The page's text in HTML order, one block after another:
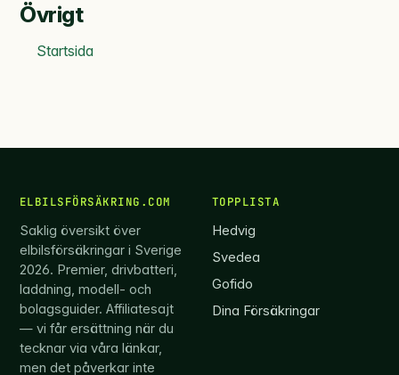
Övrigt
Startsida
ELBILSFÖRSÄKRING.COM
Saklig översikt över
elbilsförsäkringar i Sverige
2026. Premier, drivbatteri,
laddning, modell- och
bolagsguider. Affiliatesajt
— vi får ersättning när du
tecknar via våra länkar,
men det påverkar inte
TOPPLISTA
Hedvig
Svedea
Gofido
Dina Försäkringar